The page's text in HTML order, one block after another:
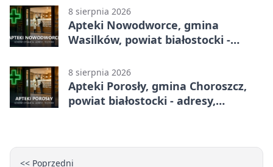
godziny otwarcia
8 sierpnia 2026
Apteki Nowodworce, gmina
Wasilków, powiat białostocki -
8 sierpnia 2026
Apteki Porosły, gmina Choroszcz,
powiat białostocki - adresy,
<< Poprzedni